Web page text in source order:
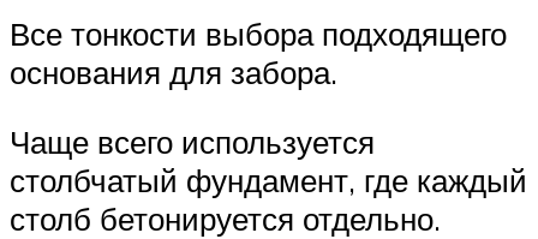
Все тонкости выбора подходящего
основания для забора.
Чаще всего используется
столбчатый фундамент, где каждый
столб бетонируется отдельно.